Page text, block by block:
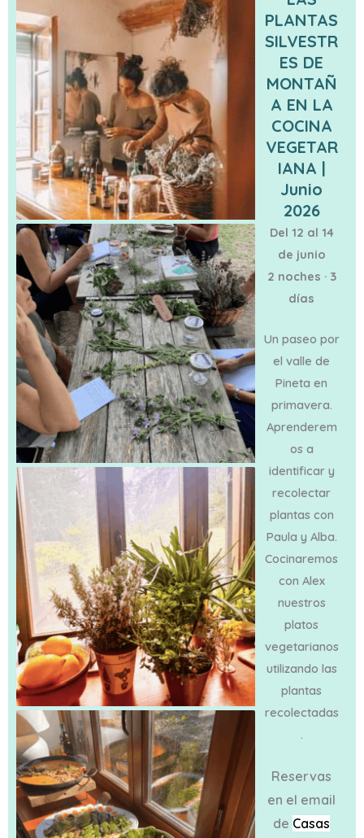
PLANTAS
SILVESTR
ES DE
MONTAÑ
A EN LA
COCINA
VEGETAR
IANA |
Junio
2026
Del 12 al 14
de junio
2 noches · 3
días
Un paseo por
el valle de
Pineta en
primavera.
Aprenderem
os a
identificar y
recolectar
plantas con
Paula y Alba.
Cocinaremos
con Alex
nuestros
platos
vegetarianos
utilizando las
plantas
recolectadas
.
Reservas
en el email
de Casas